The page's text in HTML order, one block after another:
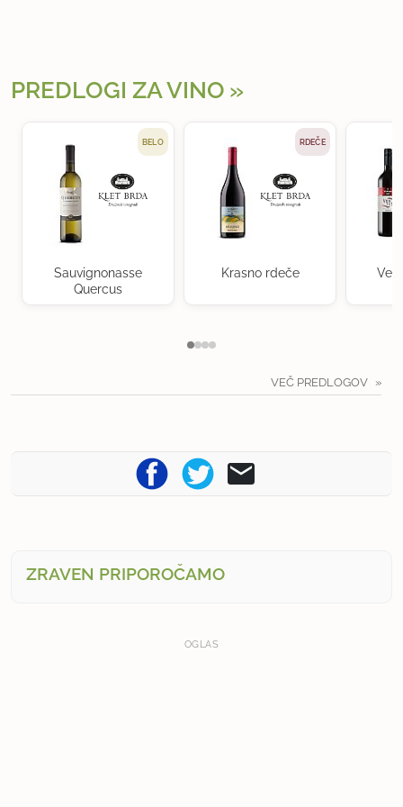
PREDLOGI ZA VINO
BELO
Sauvignonasse
Quercus
RDEČE
Krasno rdeče
VEČ PREDLOGOV
ZRAVEN PRIPOROČAMO
OGLAS